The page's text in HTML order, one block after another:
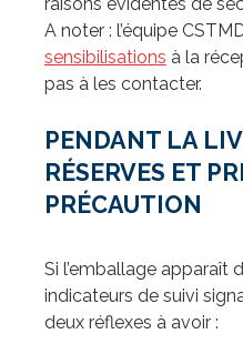
A noter : l’équipe
sensibilisations à la
pas à les contacter.
PENDANT LA
RÉSERVES ET
PRÉCAUTION
Si l’emballage apparaît
indicateurs de suivi
deux réflexes à avoir :